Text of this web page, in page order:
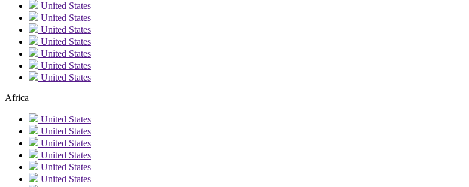
United States
United States
United States
United States
United States
United States
United States
Africa
United States
United States
United States
United States
United States
United States